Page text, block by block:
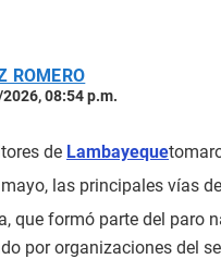
ROMERO
08:54 p.m.
de Lambayeque
las principales vías de
que formó parte del paro
por organizaciones del